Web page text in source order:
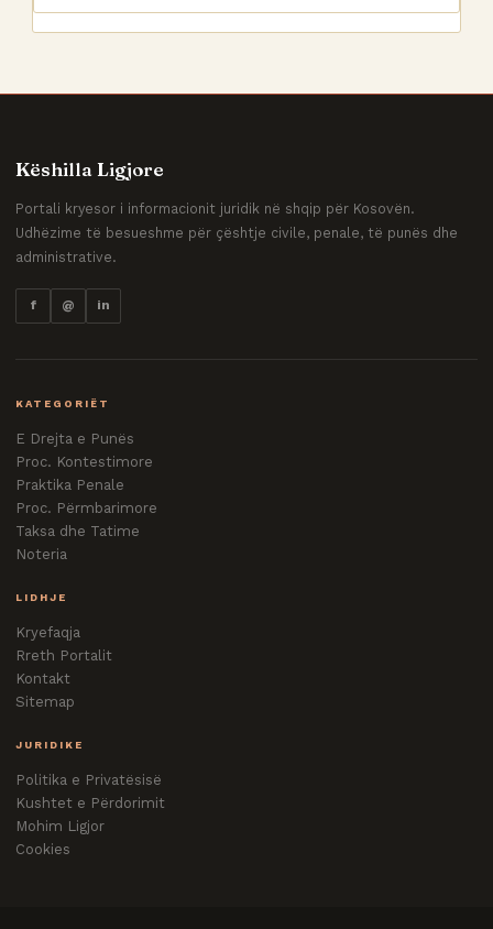
Këshilla Ligjore
Portali kryesor i informacionit juridik në shqip për Kosovën.
Udhëzime të besueshme për çështje civile, penale, të punës dhe
administrative.
f @ in
KATEGORIËT
E Drejta e Punës
Proc. Kontestimore
Praktika Penale
Proc. Përmbarimore
Taksa dhe Tatime
Noteria
LIDHJE
Kryefaqja
Rreth Portalit
Kontakt
Sitemap
JURIDIKE
Politika e Privatësisë
Kushtet e Përdorimit
Mohim Ligjor
Cookies